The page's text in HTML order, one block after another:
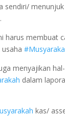
sendiri/
harus membuat
menyajikan
dalam
kas/